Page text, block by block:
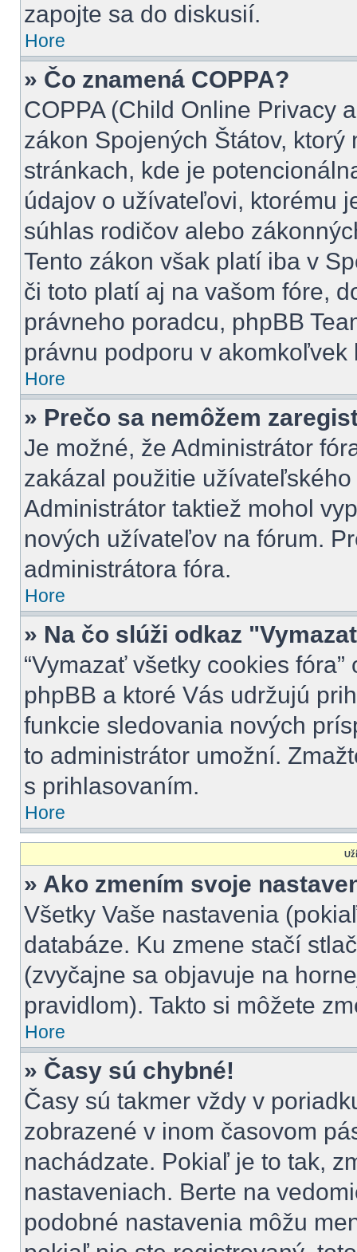
zapojte sa do diskusií.
Hore
» Čo znamená COPPA?
COPPA (Child Online Privacy
zákon Spojených Štátov,
stránkach, kde je
údajov o užívateľovi, ktorému
súhlas rodičov alebo
Tento zákon však platí iba v
či toto platí aj na vašom fóre,
právneho poradcu, phpBB
právnu podporu v akomkoľvek
Hore
» Prečo sa nemôžem
Je možné, že Administrátor
zakázal použitie
Administrátor taktiež mohol
nových užívateľov na fórum.
administrátora fóra.
Hore
» Na čo slúži odkaz
“Vymazať všetky cookies
phpBB a ktoré Vás udržujú
funkcie sledovania nových
to administrátor umožní.
s prihlasovaním.
Hore
» Ako zmením svoje
Všetky Vaše nastavenia
databáze. Ku zmene stačí
(zvyčajne sa objavuje na
pravidlom). Takto si môžete
Hore
» Časy sú chybné!
Časy sú takmer vždy v
zobrazené v inom časovom
nachádzate. Pokiaľ je to tak,
nastaveniach. Berte na
podobné nastavenia môžu